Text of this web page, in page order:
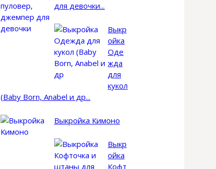
для девочки...
Выкр
ойка
Оде
жда
для
кукол
(Baby Born, Anabel и др...
Выкройка Кимоно
Выкр
ойка
Кофт